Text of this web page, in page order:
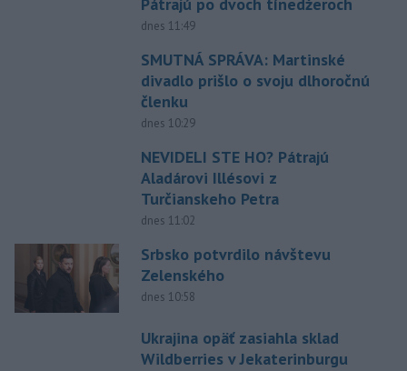
dnes 11:49
SMUTNÁ SPRÁVA: Martinské
divadlo prišlo o svoju dlhoročnú
členku
dnes 10:29
NEVIDELI STE HO? Pátrajú
Aladárovi Illésovi z
Turčianskeho Petra
dnes 11:02
Srbsko potvrdilo návštevu
Zelenského
dnes 10:58
Ukrajina opäť zasiahla sklad
Wildberries v Jekaterinburgu